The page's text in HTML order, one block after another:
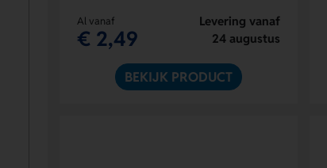
Al vanaf
€ 2,49
Levering vanaf
24 augustus
BEKIJK PRODUCT